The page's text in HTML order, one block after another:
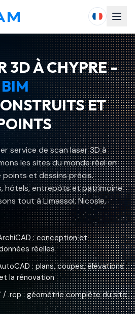
3D À CHYPRE -
ET
service de scan laser 3D à
les sites du monde réel en
points et dessins précis.
hôtels, entrepôts et patrimoine
tout à Limassol, Nicosie,
: conception et
réelles
: plans, coupes, élévations
la rénovation
/ .rcp : géométrie complète du site